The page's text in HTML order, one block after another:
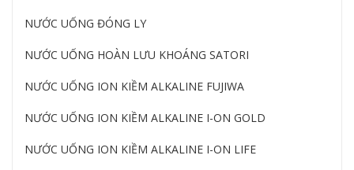
NƯỚC UỐNG ĐÓNG LY
NƯỚC UỐNG HOÀN LƯU KHOÁNG SATORI
NƯỚC UỐNG ION KIỀM ALKALINE FUJIWA
NƯỚC UỐNG ION KIỀM ALKALINE I-ON GOLD
NƯỚC UỐNG ION KIỀM ALKALINE I-ON LIFE